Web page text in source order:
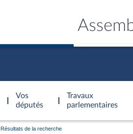
Vos
députés
Travaux
parlementaires
Résultats de la recherche